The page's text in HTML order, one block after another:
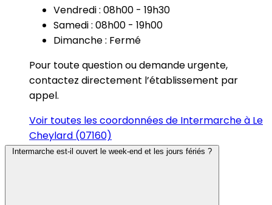
Vendredi : 08h00 - 19h30
Samedi : 08h00 - 19h00
Dimanche : Fermé
Pour toute question ou demande urgente,
contactez directement l’établissement par
appel.
Voir toutes les coordonnées de Intermarche à Le
Cheylard (07160)
Intermarche est-il ouvert le week-end et les jours fériés ?